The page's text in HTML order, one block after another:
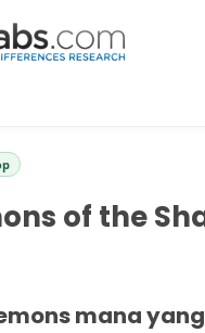
of the
mana